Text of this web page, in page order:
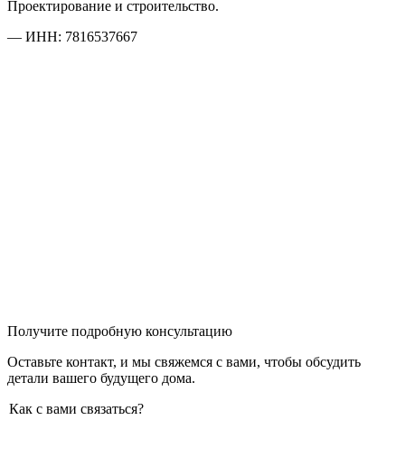
Проектирование и строительство.
— ИНН: 7816537667
Получите подробную консультацию
Оставьте контакт, и мы свяжемся с вами, чтобы обсудить
детали вашего будущего дома.
Как с вами связаться?